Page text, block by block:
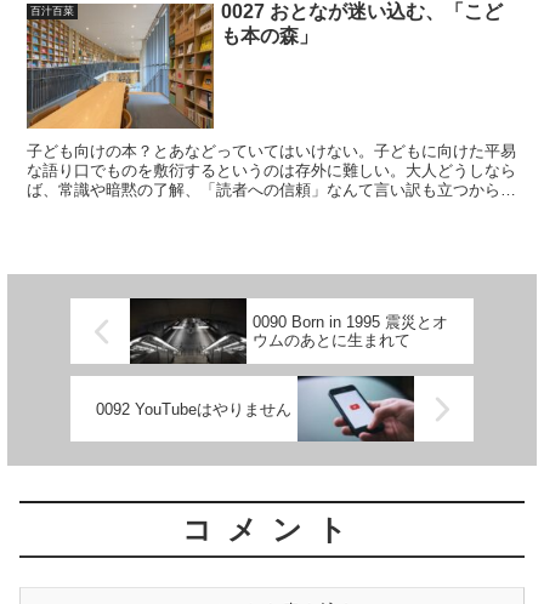
百汁百菜
0027 おとなが迷い込む、「こど
も本の森」
子ども向けの本？とあなどっていてはいけない。子どもに向けた平易
な語り口でものを敷衍するというのは存外に難しい。大人どうしなら
ば、常識や暗黙の了解、「読者への信頼」なんて言い訳も立つから、
0090 Born in 1995 震災とオ
ウムのあとに生まれて
0092 YouTubeはやりません
コメント